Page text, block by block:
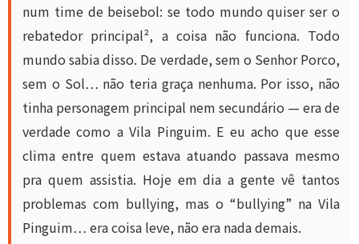
num time de beisebol: se todo mundo quiser ser o
rebatedor principal², a coisa não funciona. Todo
mundo sabia disso. De verdade, sem o Senhor Porco,
sem o Sol… não teria graça nenhuma. Por isso, não
tinha personagem principal nem secundário — era de
verdade como a Vila Pinguim. E eu acho que esse
clima entre quem estava atuando passava mesmo
pra quem assistia. Hoje em dia a gente vê tantos
problemas com bullying, mas o “bullying” na Vila
Pinguim… era coisa leve, não era nada demais.